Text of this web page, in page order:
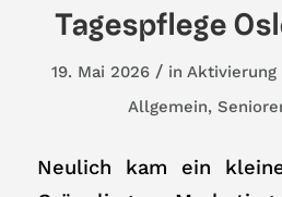
Tagespflege
19. Mai 2026 / inAktivierung
Allgemein,
Neulich kam ein